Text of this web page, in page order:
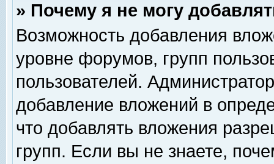
» Почему я не могу
Возможность добавления
уровне форумов, групп
пользователей.
добавление вложений в
что добавлять вложения
групп. Если вы не знаете,